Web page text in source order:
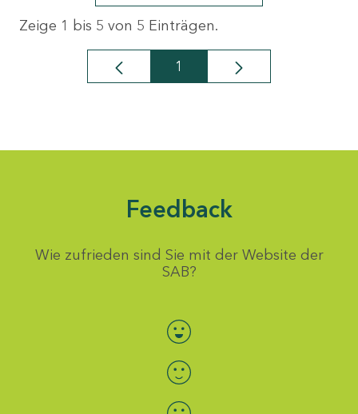
Zeige 1 bis 5 von 5 Einträgen.
Seite
1
Feedback
Wie zufrieden sind Sie mit der Website der
SAB?
Bewertung auswählen